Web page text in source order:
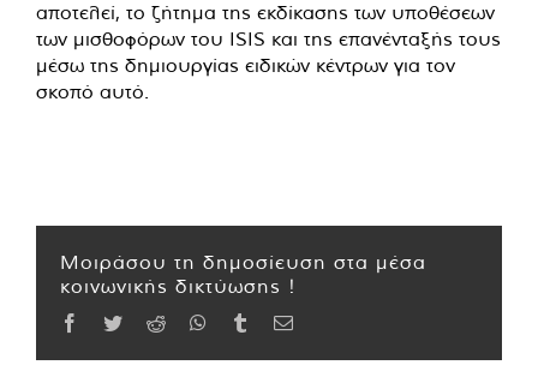
αποτελεί, το ζήτημα της εκδίκασης των υποθέσεων
των μισθοφόρων του ISIS και της επανένταξής τους
μέσω της δημιουργίας ειδικών κέντρων για τον
σκοπό αυτό.
Μοιράσου τη δημοσίευση στα μέσα
κοινωνικής δικτύωσης !
Facebook
TwitterReddit WhatsApp
TumblrEmail